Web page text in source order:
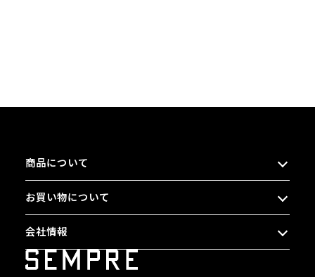
商品について
お買い物について
会社情報